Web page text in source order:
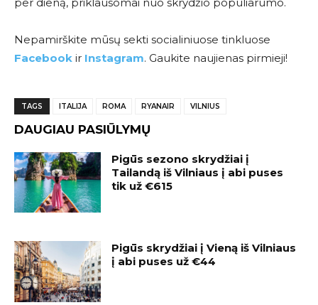
Nepamirškite mūsų sekti socialiniuose tinkluose
Facebook ir Instagram. Gaukite naujienas pirmieji!
TAGS ITALIJA ROMA RYANAIR VILNIUS
DAUGIAU PASIŪLYMŲ
Pigūs sezono skrydžiai į
Tailandą iš Vilniaus į abi puses
tik už €615
Pigūs skrydžiai į Vieną iš Vilniaus
į abi puses už €44